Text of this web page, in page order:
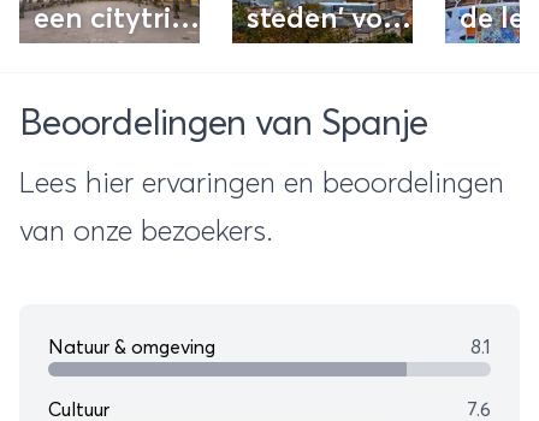
een citytrip
Canaria
een
uitstekend
idee is
steden' voor
Europa
de
Beoordelingen van Spanje
Lees hier ervaringen en beoordelingen
van onze bezoekers.
Natuur & omgeving 8.1
Cultuur 7.6